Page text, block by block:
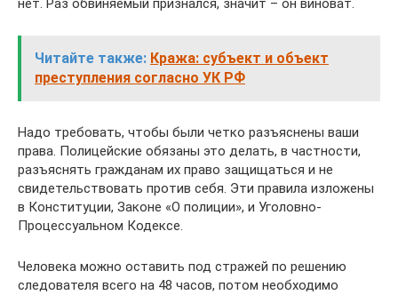
нет. Раз обвиняемый признался, значит – он виноват.
Читайте также: Кража: субъект и объект
преступления согласно УК РФ
Надо требовать, чтобы были четко разъяснены ваши
права. Полицейские обязаны это делать, в частности,
разъяснять гражданам их право защищаться и не
свидетельствовать против себя. Эти правила изложены
в Конституции, Законе «О полиции», и Уголовно-
Процессуальном Кодексе.
Человека можно оставить под стражей по решению
следователя всего на 48 часов, потом необходимо